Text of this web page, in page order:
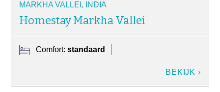
MARKHA VALLEI, INDIA
Homestay Markha Vallei
Comfort:standaard
BEKIJK ›